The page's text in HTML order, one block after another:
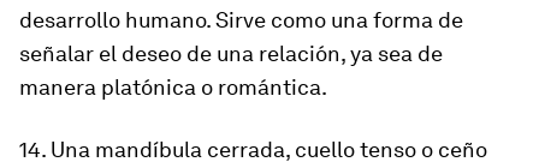
desarrollo humano. Sirve como una forma de
señalar el deseo de una relación, ya sea de
manera platónica o romántica.
14. Una mandíbula cerrada, cuello tenso o ceño